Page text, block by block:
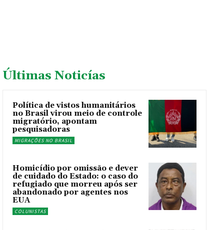
Últimas Noticías
Política de vistos humanitários
no Brasil virou meio de controle
migratório, apontam
pesquisadoras
MIGRAÇÕES NO BRASIL
Homicídio por omissão e dever
de cuidado do Estado: o caso do
refugiado que morreu após ser
abandonado por agentes nos
EUA
COLUNISTAS